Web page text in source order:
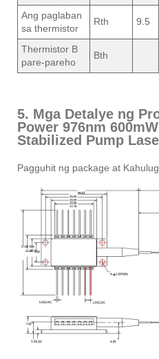
Ang paglaban
sa thermistor
Rth 9.5
Thermistor B
pare-pareho
Bth
5. Mga Detalye ng
Power 976nm
Stabilized Pump
Pagguhit ng package at